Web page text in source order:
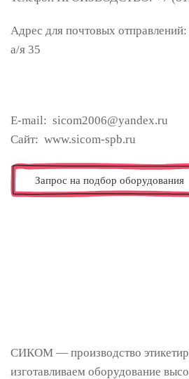
Адрес для почтовых
а/я 35
E-mail: sicom2006@yandex.ru
Сайт: www.sicom-spb.ru
Запрос на подбор оборудования
СИКОМ — производство
изготавливаем оборудование